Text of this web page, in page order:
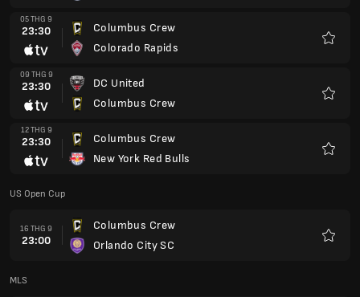
05 THG 9
23:30
Columbus Crew
Colorado Rapids
09 THG 9
23:30
DC United
Columbus Crew
12 THG 9
23:30
Columbus Crew
New York Red Bulls
US Open Cup
16 THG 9
23:00
Columbus Crew
Orlando City SC
MLS